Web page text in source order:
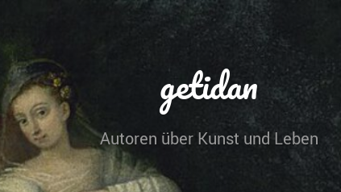
getidan
Autoren über Kunst und Leben